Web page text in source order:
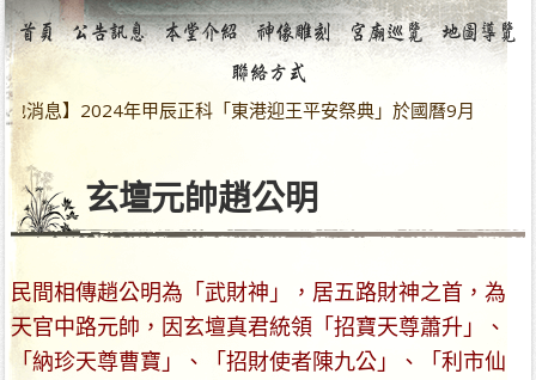
息】2024年甲辰正科「東港迎王平安祭典」於國曆9月28日～10
玄壇元帥趙公明
民間相傳趙公明為「武財神」，居五路財神之首，為
天官中路元帥，因玄壇真君統領「招寶天尊蕭升」、
「納珍天尊曹寶」、「招財使者陳九公」、「利市仙